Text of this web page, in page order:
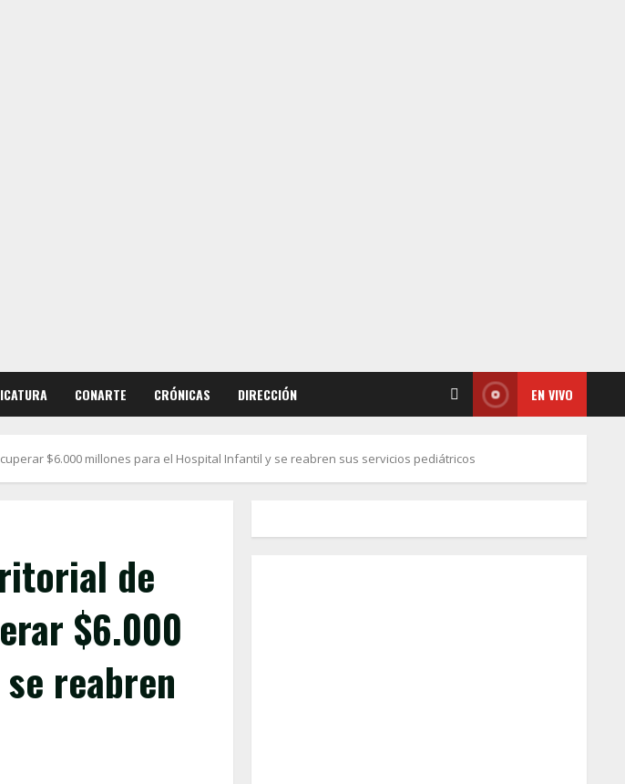
CONARTE CRÓNICAS DIRECCIÓN EN VIVO
$6.000 millones para el Hospital Infantil y se reabren sus servicios pediátricos
de
$6.000
reabren